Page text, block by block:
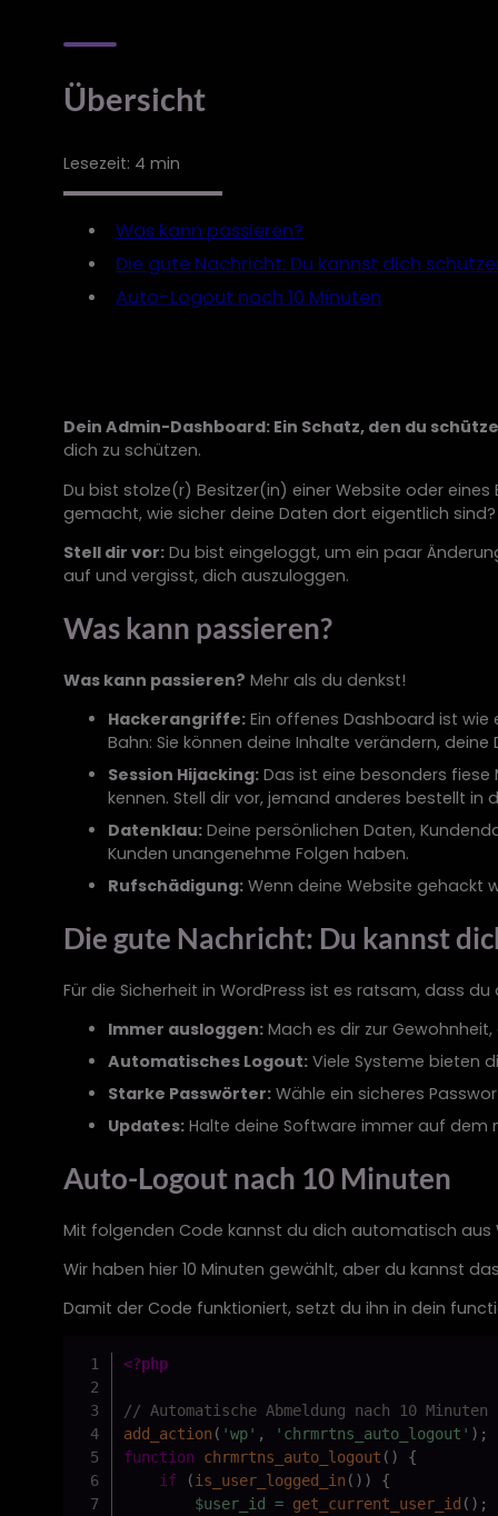
Übersicht
Lesezeit: 4 min
Was kann passieren?
Die gute Nachricht: Du kannst dich
Auto-Logout nach 10 Minuten
Dein Admin-Dashboard: Ein Schatz, den du
dich zu schützen.
Du bist stolze(r) Besitzer(in) einer Website oder
gemacht, wie sicher deine Daten dort eigentlich sind?
Stell dir vor:Du bist eingeloggt, um ein paar
auf und vergisst, dich auszuloggen.
Was kann passieren?
Was kann passieren? Mehr als du denkst!
Hackerangriffe:Ein offenes Dashboard ist wie
Bahn: Sie können deine Inhalte verändern,
Session Hijacking:Das ist eine besonders fiese
kennen. Stell dir vor, jemand anderes bestellt
Datenklau:Deine persönlichen Daten,
Kunden unangenehme Folgen haben.
Rufschädigung:Wenn deine Website gehackt
Die gute Nachricht: Du kannst
Für die Sicherheit in WordPress ist es ratsam, dass
Immer ausloggen:Mach es dir zur Gewohnheit,
Automatisches Logout:Viele Systeme bieten
Starke Passwörter:Wähle ein sicheres
Updates:Halte deine Software immer auf dem
Auto-Logout nach 10 Minuten
Mit folgenden Code kannst du dich automatisch aus
Wir haben hier 10 Minuten gewählt, aber du kannst
Damit der Code funktioniert, setzt du ihn in dein
<?php
// Automatische Abmeldung nach 10
add_action ( 'wp' , 'chrmrtns_auto_logout' ) ;
function
chrmrtns_auto_logout ( )
{
if
(is_user_logged_in ( ) )
{
$user_id
= get_current_user_id ( ) ;